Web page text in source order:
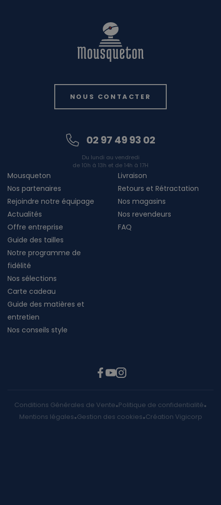
NOUS CONTACTER
02 97 49 93 02
Du lundi au vendredi
de 10h à 13h et de 14h à 17H
Mousqueton
Nos partenaires
Rejoindre notre équipage
Actualités
Offre entreprise
Livraison
Retours et Rétractation
Nos magasins
Nos revendeurs
FAQ
Guide des tailles
Notre programme de
fidélité
Nos sélections
Carte cadeau
Guide des matières et
entretien
Nos conseils style
Conditions Générales de Vente Politique de confidentialité
Mentions légales Gestion des cookies Création Vigicorp